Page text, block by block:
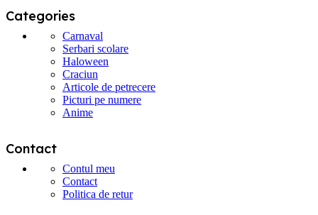
Categories
Carnaval
Serbari scolare
Haloween
Craciun
Articole de petrecere
Picturi pe numere
Anime
Contact
Contul meu
Contact
Politica de retur